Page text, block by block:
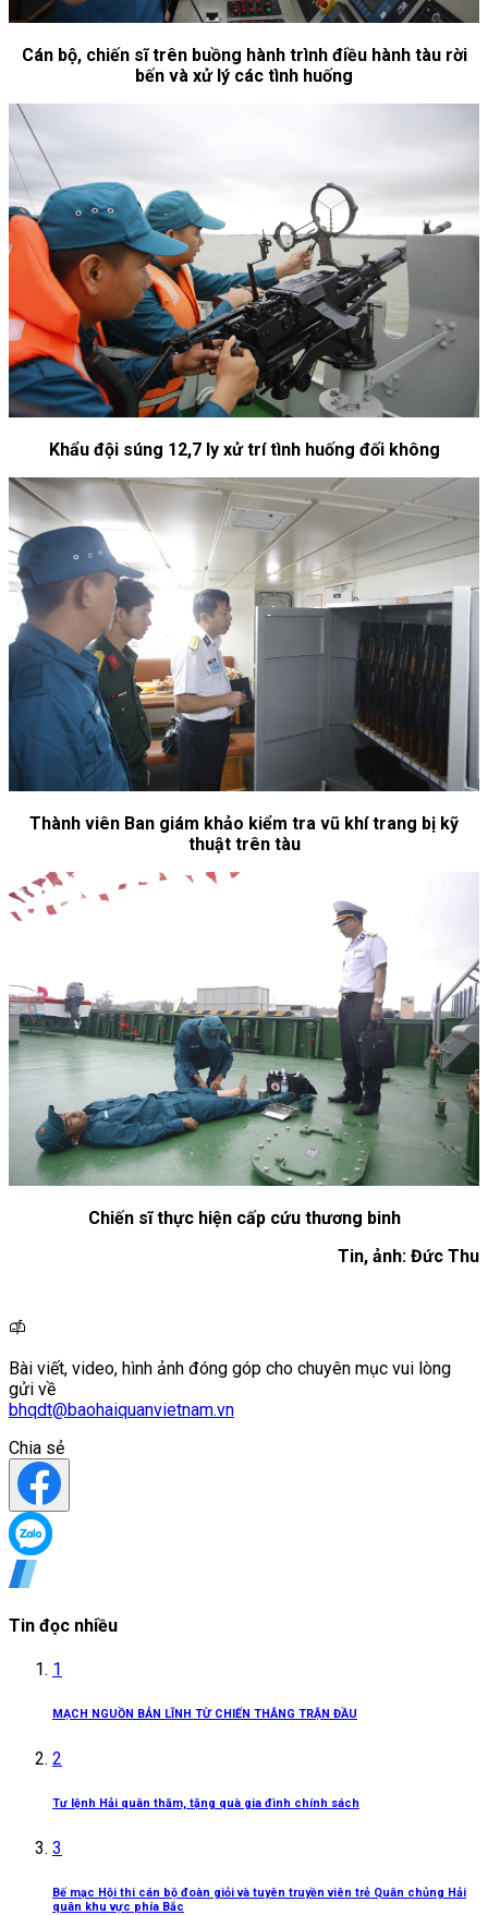
Cán bộ, chiến sĩ trên buồng hành trình điều hành tàu rời
bến và xử lý các tình huống
Khẩu đội súng 12,7 ly xử trí tình huống đối không
Thành viên Ban giám khảo kiểm tra vũ khí trang bị kỹ
thuật trên tàu
Chiến sĩ thực hiện cấp cứu thương binh
Tin, ảnh: Đức Thu
Bài viết, video, hình ảnh đóng góp cho chuyên mục vui lòng
gửi về
bhqdt@baohaiquanvietnam.vn
Chia sẻ
Tin đọc nhiều
1
MẠCH NGUỒN BẢN LĨNH TỪ CHIẾN THẮNG TRẬN ĐẦU
2
Tư lệnh Hải quân thăm, tặng quà gia đình chính sách
3
Bế mạc Hội thi cán bộ đoàn giỏi và tuyên truyền viên trẻ Quân chủng Hải
quân khu vực phía Bắc